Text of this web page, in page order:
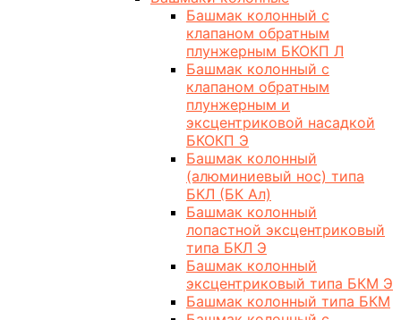
Башмак колонный с
клапаном обратным
плунжерным БКОКП Л
Башмак колонный с
клапаном обратным
плунжерным и
эксцентриковой насадкой
БКОКП Э
Башмак колонный
(алюминиевый нос) типа
БКЛ (БК Ал)
Башмак колонный
лопастной эксцентриковый
типа БКЛ Э
Башмак колонный
эксцентриковый типа БКМ Э
Башмак колонный типа БКМ